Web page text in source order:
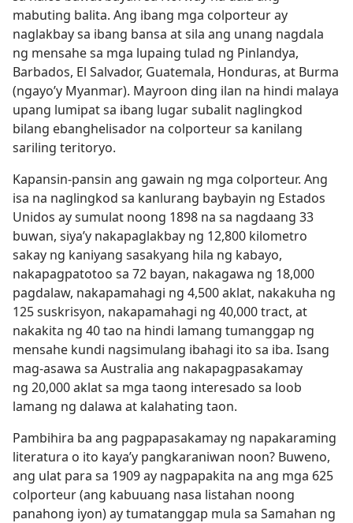
mabuting balita. Ang ibang mga colporteur ay
naglakbay sa ibang bansa at sila ang unang nagdala
ng mensahe sa mga lupaing tulad ng Pinlandya,
Barbados, El Salvador, Guatemala, Honduras, at Burma
(ngayo’y Myanmar). Mayroon ding ilan na hindi malaya
upang lumipat sa ibang lugar subalit naglingkod
bilang ebanghelisador na colporteur sa kanilang
sariling teritoryo.
Kapansin-pansin ang gawain ng mga colporteur. Ang
isa na naglingkod sa kanlurang baybayin ng Estados
Unidos ay sumulat noong 1898 na sa nagdaang 33
buwan, siya’y nakapaglakbay ng 12,800 kilometro
sakay ng kaniyang sasakyang hila ng kabayo,
nakapagpatotoo sa 72 bayan, nakagawa ng 18,000
pagdalaw, nakapamahagi ng 4,500 aklat, nakakuha ng
125 suskrisyon, nakapamahagi ng 40,000 tract, at
nakakita ng 40 tao na hindi lamang tumanggap ng
mensahe kundi nagsimulang ibahagi ito sa iba. Isang
mag-asawa sa Australia ang nakapagpasakamay
ng 20,000 aklat sa mga taong interesado sa loob
lamang ng dalawa at kalahating taon.
Pambihira ba ang pagpapasakamay ng napakaraming
literatura o ito kaya’y pangkaraniwan noon? Buweno,
ang ulat para sa 1909 ay nagpapakita na ang mga 625
colporteur (ang kabuuang nasa listahan noong
panahong iyon) ay tumatanggap mula sa Samahan ng